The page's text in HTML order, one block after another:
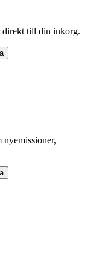
direkt till din inkorg.
nyemissioner,